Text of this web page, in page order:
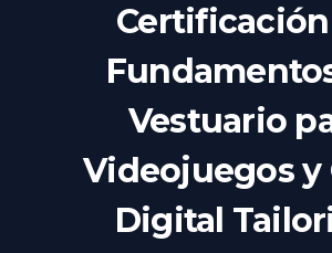
Vestuario
Videojuegos y
Digital